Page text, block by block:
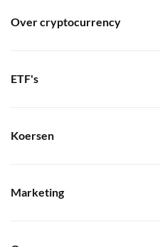
Over cryptocurrency
ETF's
Koersen
Marketing